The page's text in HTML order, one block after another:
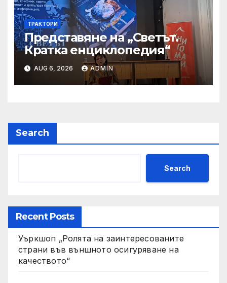
ТРАКТОРИ
Представяне на „Светът.
Кратка енциклопедия“
AUG 6, 2026 ADMIN
Search
Search
Recent Posts
Уъркшоп „Ролята на заинтересованите
страни във външното осигуряване на
качеството“